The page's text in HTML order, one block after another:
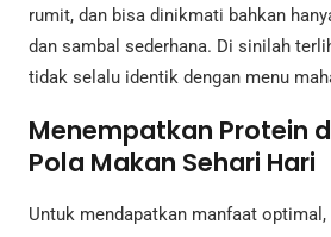
rumit, dan bisa dinikmati bahkan
dan sambal sederhana. Di sinilah
tidak selalu identik dengan menu
Menempatkan Protein
Pola Makan Sehari Hari
Untuk mendapatkan manfaat